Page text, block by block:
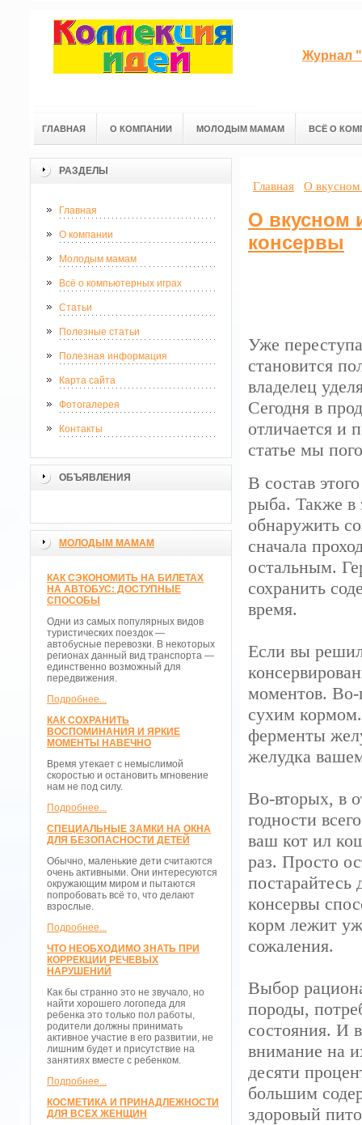
Журнал
ГЛАВНАЯ О КОМПАНИИ МОЛОДЫМ МАМАМ ВСЁ О
РАЗДЕЛЫ
Главная
О компании
Молодым мамам
Всё о компьютерных играх
Статьи
Полезные статьи
Полезная информация
Карта сайта
Фотогалерея
Контакты
ОБЪЯВЛЕНИЯ
МОЛОДЫМ МАМАМ
КАК СЭКОНОМИТЬ НА БИЛЕТАХ
НА АВТОБУС: ДОСТУПНЫЕ
СПОСОБЫ
Одни из самых популярных видов
туристических поездок —
автобусные перевозки. В некоторых
регионах данный вид транспорта —
единственно возможный для
передвижения.
Подробнее...
КАК СОХРАНИТЬ
ВОСПОМИНАНИЯ И ЯРКИЕ
МОМЕНТЫ НАВЕЧНО
Время утекает с немыслимой
скоростью и остановить мгновение
нам не под силу.
Подробнее...
СПЕЦИАЛЬНЫЕ ЗАМКИ НА ОКНА
ДЛЯ БЕЗОПАСНОСТИ ДЕТЕЙ
Обычно, маленькие дети считаются
очень активными. Они интересуются
окружающим миром и пытаются
попробовать всё то, что делают
взрослые.
Подробнее...
ЧТО НЕОБХОДИМО ЗНАТЬ ПРИ
КОРРЕКЦИИ РЕЧЕВЫХ
НАРУШЕНИЙ
Как бы странно это не звучало, но
найти хорошего логопеда для
ребенка это только пол работы,
родители должны принимать
активное участие в его развитии, не
лишним будет и присутствие на
занятиях вместе с ребенком.
Подробнее...
КОСМЕТИКА И ПРИНАДЛЕЖНОСТИ
ДЛЯ ВСЕХ ЖЕНЩИН
Главная О вкусном
О вкусном
консервы
Уже
становится
владелец
Сегодня в
отличается и
статье мы
В состав
рыба. Также в
обнаружить
сначала
остальным.
сохранить
время.
Если вы
моментов. Во-
сухим
ферменты
желудка
Во-вторых, в
годности
ваш кот ил
раз. Просто
консервы
корм лежит
сожаления.
Выбор
породы,
состояния. И
внимание на
десяти
большим
здоровый